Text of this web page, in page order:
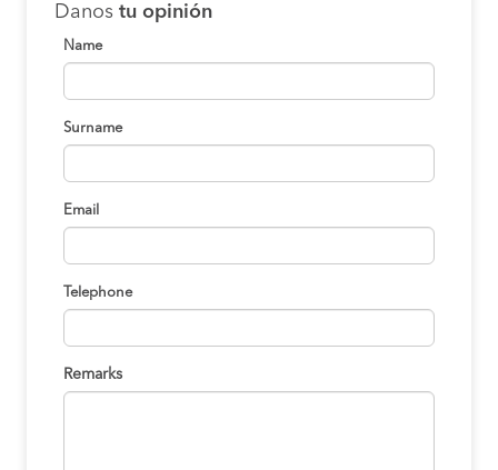
Danos tu opinión
Name
Surname
Email
Telephone
Remarks